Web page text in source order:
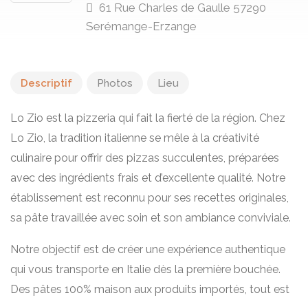
61 Rue Charles de Gaulle 57290
Serémange-Erzange
Descriptif Photos Lieu
Lo Zio est la pizzeria qui fait la fierté de la région. Chez
Lo Zio, la tradition italienne se mêle à la créativité
culinaire pour offrir des pizzas succulentes, préparées
avec des ingrédients frais et d’excellente qualité. Notre
établissement est reconnu pour ses recettes originales,
sa pâte travaillée avec soin et son ambiance conviviale.
Notre objectif est de créer une expérience authentique
qui vous transporte en Italie dès la première bouchée.
Des pâtes 100% maison aux produits importés, tout est